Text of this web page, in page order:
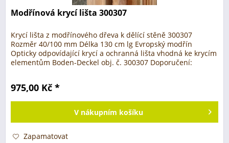
Modřínová krycí lišta 300307
Krycí lišta z modřínového dřeva k dělící stěně 300307
Rozměr 40/100 mm Délka 130 cm lg Evropský modřín
Opticky odpovídající krycí a ochranná lišta vhodná ke krycím
elementům Boden-Deckel obj. č. 300307 Doporučení:
975,00 Kč *
V nákupním košíku
Zapamatovat